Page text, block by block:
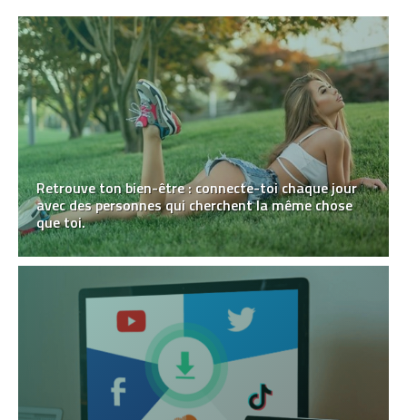
Retrouve ton bien-être : connecte-toi chaque jour
avec des personnes qui cherchent la même chose
que toi.